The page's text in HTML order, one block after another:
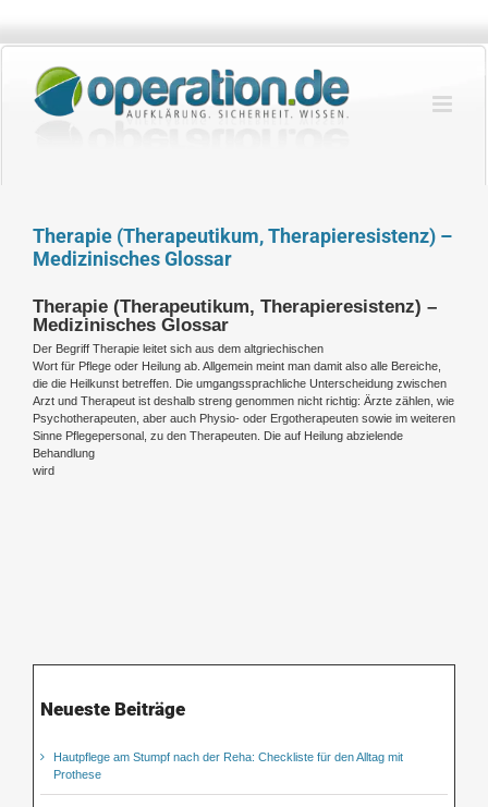
springen
Therapie (Therapeutikum, Therapieresistenz) –
Medizinisches Glossar
Therapie (Therapeutikum, Therapieresistenz) –
Medizinisches Glossar
Der Begriff Therapie leitet sich aus dem altgriechischen
Wort für Pflege oder Heilung ab. Allgemein meint man damit also alle Bereiche,
die die Heilkunst betreffen. Die umgangssprachliche Unterscheidung zwischen
Arzt und Therapeut ist deshalb streng genommen nicht richtig: Ärzte zählen, wie
Psychotherapeuten, aber auch Physio- oder Ergotherapeuten sowie im weiteren
Sinne Pflegepersonal, zu den Therapeuten. Die auf Heilung abzielende
Behandlung
wird
Neueste Beiträge
Hautpflege am Stumpf nach der Reha: Checkliste für den Alltag mit
Prothese